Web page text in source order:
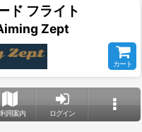
ド フライト
Zept
カート
用案内 ログイン